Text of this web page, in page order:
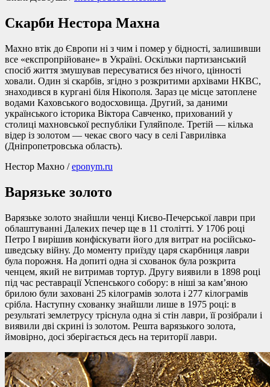
Скарби Нестора Махна
Махно втік до Європи ні з чим і помер у бідності, залишивши
все «експропрійоване» в Україні. Оскільки партизанський
спосіб життя змушував пересуватися без нічого, цінності
ховали. Один зі скарбів, згідно з розкритими архівами НКВС,
знаходився в кургані біля Нікополя. Зараз це місце затоплене
водами Каховського водосховища. Другий, за даними
українського історика Віктора Савченко, прихований у
столиці махновської республіки Гуляйполе. Третій — кілька
відер із золотом — чекає свого часу в селі Гаврилівка
(Дніпропетровська область).
Нестор Махно /eponym.ru
Варязьке золото
Варязьке золото знайшли ченці Києво-Печерської лаври при
облаштуванні Далеких печер ще в 11 столітті. У 1706 році
Петро I вирішив конфіскувати його для витрат на російсько-
шведську війну. До моменту приїзду царя скарбниця лаври
була порожня. На допиті одна зі схованок була розкрита
ченцем, який не витримав тортур. Другу виявили в 1898 році
під час реставрації Успенського собору: в ніші за кам’яною
брилою були заховані 25 кілограмів золота і 277 кілограмів
срібла. Наступну схованку знайшли лише в 1975 році: в
результаті землетрусу тріснула одна зі стін лаври, її розібрали і
виявили дві скрині із золотом. Решта варязького золота,
ймовірно, досі зберігається десь на території лаври.